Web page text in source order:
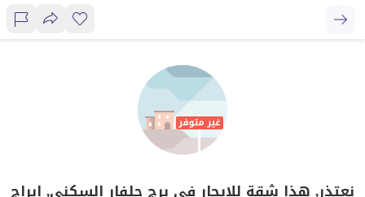
نعتذر, هذا شقة للايجار في برج جلفار السكني, ابراج